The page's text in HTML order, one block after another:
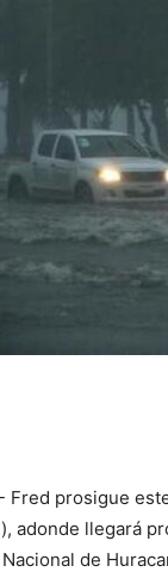
Fred prosigue
adonde llegará
de